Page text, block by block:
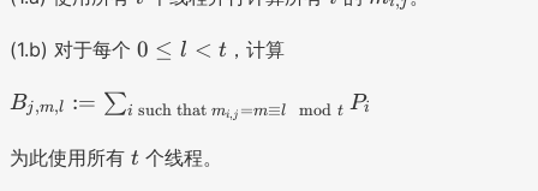
}
_i
a
+
1
)
}
P
_i
m
ce
(1.b) 对于每个 0
e
<
0 ≤ l < t ，计算
B
{j
Bj ,m,l := ∑i such that mi, j =m≡l mod t Pi
为此使用所有 t
t 个线程。